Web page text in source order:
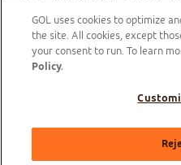
new tab)
GOL Linhas Aéreas S.A - Praça Senador
20021-340 | CNPJ/MF: 07.575.651/0001-59
GOL uses cookies to optimize
the site. All cookies, except
your consent to run. To learn
Policy.